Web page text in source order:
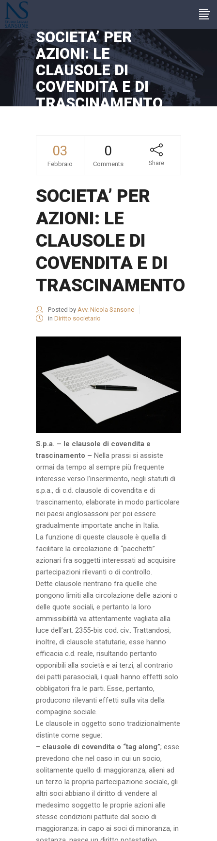
SOCIETA’ PER
AZIONI: LE
CLAUSOLE DI
COVENDITA E DI
TRASCINAMENTO
03
Febbraio
0
Comments Share
SOCIETA’ PER
AZIONI: LE
CLAUSOLE DI
COVENDITA E DI
TRASCINAMENTO
Posted by Avv. Nicola Sansone
in Diritto societario
S.p.a. – le clausole di covendita e
trascinamento – Nella prassi si assiste
ormai da tempo al sempre più frequente
interesse verso l’inserimento, negli statuti di
s.p.a., di c.d. clausole di covendita e di
trascinamento, elaborate in modo particolare
nei paesi anglosassoni per poi essere
gradualmente importate anche in Italia.
La funzione di queste clausole è quella di
facilitare la circolazione di “pacchetti”
azionari fra soggetti interessati ad acquisire
partecipazioni rilevanti o di controllo.
Dette clausole rientrano fra quelle che
pongono limiti alla circolazione delle azioni o
delle quote sociali, e pertanto la loro
ammissibilità va attentamente vagliata alla
luce dell’art. 2355-bis cod. civ.. Trattandosi,
inoltre, di clausole statutarie, esse hanno
efficacia c.d. reale, risultando pertanto
opponibili alla società e ai terzi, al contrario
dei patti parasociali, i quali hanno effetti solo
obbligatori fra le parti. Esse, pertanto,
producono rilevanti effetti sulla vita della
compagine sociale.
Le clausole in oggetto sono tradizionalmente
distinte come segue:
– clausole di covendita o “tag along”; esse
prevedono che nel caso in cui un socio,
solitamente quello di maggioranza, alieni ad
un terzo la propria partecipazione sociale, gli
altri soci abbiano il diritto di vendere al
medesimo soggetto le proprie azioni alle
stesse condizioni pattuite dal socio di
maggioranza; in capo ai soci di minoranza, in